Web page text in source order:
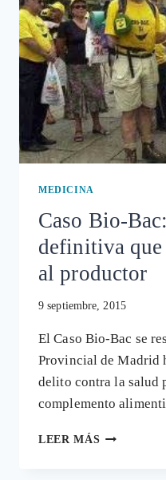
MEDICINA
Caso Bio-
definitiva que
al productor
9 septiembre, 2015
El Caso Bio-Bac se
Provincial de Madrid
delito contra la salud
complemento
LEER MÁS CASO